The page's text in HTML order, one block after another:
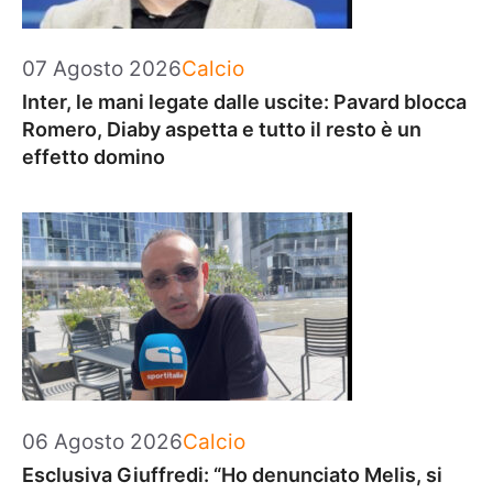
07 Agosto 2026Categorie
Calcio
Inter, le mani legate dalle uscite: Pavard blocca
Romero, Diaby aspetta e tutto il resto è un
effetto domino
06 Agosto 2026Categorie
Calcio
Esclusiva Giuffredi: “Ho denunciato Melis, si